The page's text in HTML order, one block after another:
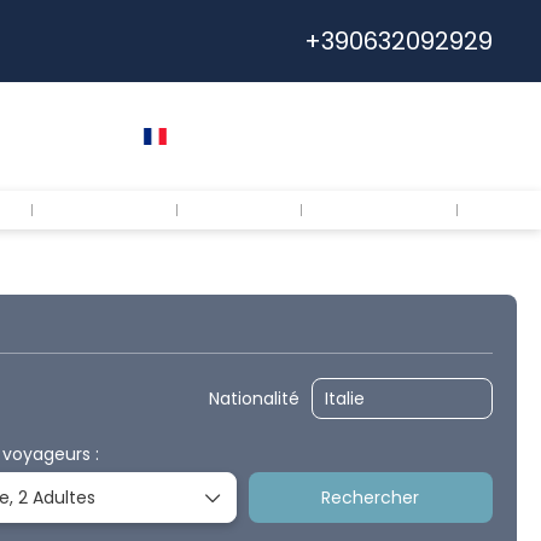
+390632092929
Nationalité
:
2 Adultes Rechercher